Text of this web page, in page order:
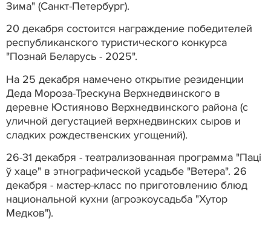
Зима" (Санкт-Петербург).
20 декабря состоится награждение победителей
республиканского туристического конкурса
"Познай Беларусь - 2025".
На 25 декабря намечено открытие резиденции
Деда Мороза-Трескуна Верхнедвинского в
деревне Юстияново Верхнедвинского района (с
уличной дегустацией верхнедвинских сыров и
сладких рождественских угощений).
26-31 декабря - театрализованная программа "Паці
ў хаце" в этнографической усадьбе "Ветера". 26
декабря - мастер-класс по приготовлению блюд
национальной кухни (агроэкоусадьба "Хутор
Медков").